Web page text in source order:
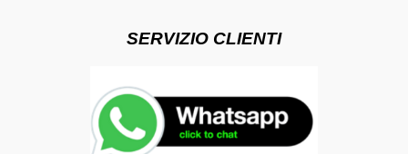
SERVIZIO CLIENTI